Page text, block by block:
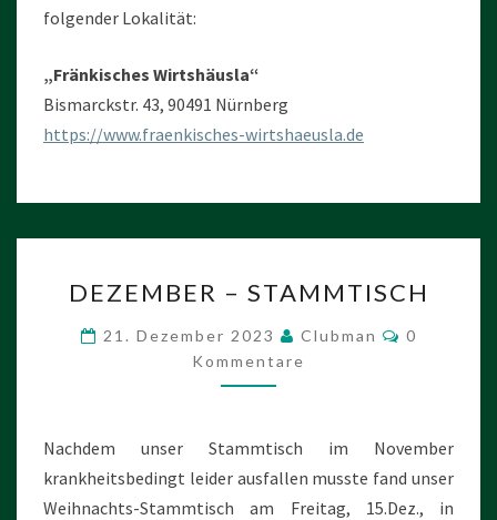
folgender Lokalität:
„Fränkisches Wirtshäusla“
Bismarckstr. 43, 90491 Nürnberg
https://www.fraenkisches-wirtshaeusla.de
–
STAMMTISCH
DEZEMBER – STAMMTISCH
21. Dezember 2023 Clubman
0
Kommentare
Nachdem unser Stammtisch im November
krankheitsbedingt leider ausfallen musste fand unser
Weihnachts-Stammtisch am Freitag, 15.Dez., in